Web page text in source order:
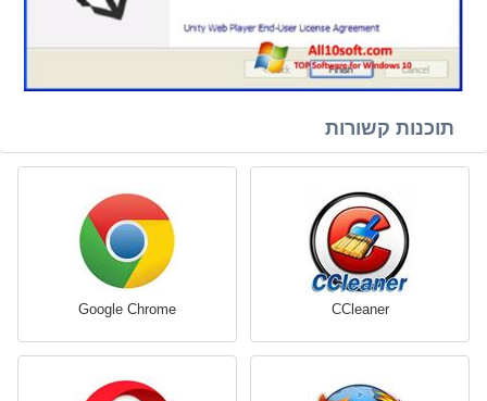
תוכנות קשורות
CCleaner
Google Chrome